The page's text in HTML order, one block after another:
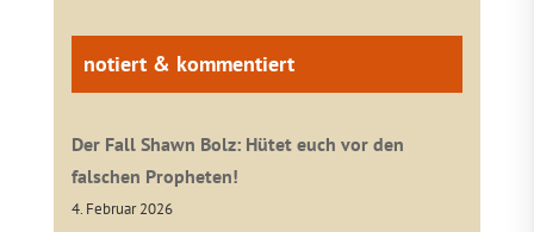
notiert & kommentiert
Der Fall Shawn Bolz: Hütet euch vor den
falschen Propheten!
4. Februar 2026